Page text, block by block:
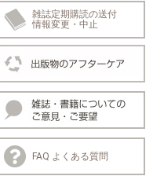
雑誌定期購読の送付
情報変更・中止
FAQ よくある質問